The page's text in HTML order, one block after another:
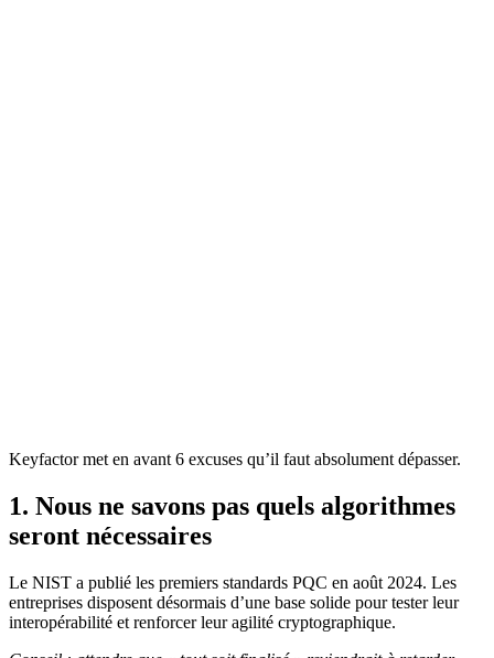
Keyfactor met en avant 6 excuses qu’il faut absolument dépasser.
1. Nous ne savons pas quels algorithmes
seront nécessaires
Le NIST a publié les premiers standards PQC en août 2024. Les
entreprises disposent désormais d’une base solide pour tester leur
interopérabilité et renforcer leur agilité cryptographique.